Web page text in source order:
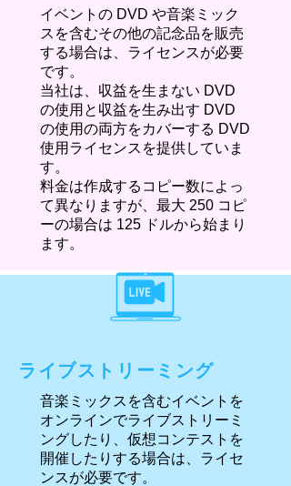
イベントの DVD や音楽ミック
スを含むその他の記念品を販売
する場合は、ライセンスが必要
です。
当社は、収益を生まない DVD
の使用と収益を生み出す DVD
の使用の両方をカバーする DVD
使用ライセンスを提供していま
す。
料金は作成するコピー数によっ
て異なりますが、最大 250 コピ
ーの場合は 125 ドルから始まり
ます。
ライブストリーミング
音楽ミックスを含むイベントを
オンラインでライブストリーミ
ングしたり、仮想コンテストを
開催したりする場合は、ライセ
ンスが必要です。